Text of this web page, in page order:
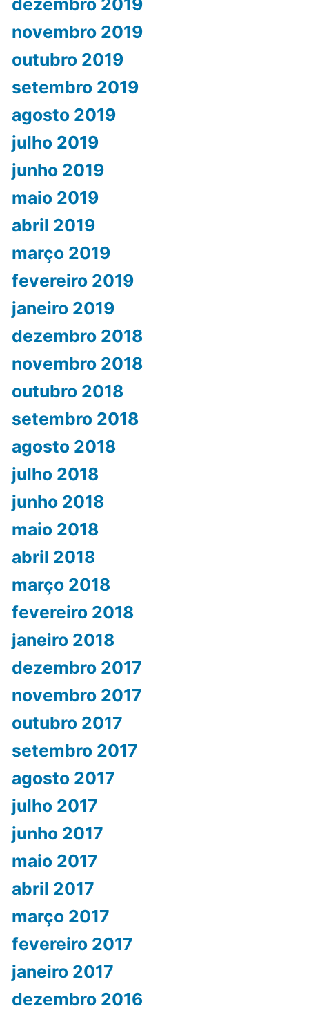
novembro 2019
outubro 2019
setembro 2019
agosto 2019
julho 2019
junho 2019
maio 2019
abril 2019
março 2019
fevereiro 2019
janeiro 2019
dezembro 2018
novembro 2018
outubro 2018
setembro 2018
agosto 2018
julho 2018
junho 2018
maio 2018
abril 2018
março 2018
fevereiro 2018
janeiro 2018
dezembro 2017
novembro 2017
outubro 2017
setembro 2017
agosto 2017
julho 2017
junho 2017
maio 2017
abril 2017
março 2017
fevereiro 2017
janeiro 2017
dezembro 2016